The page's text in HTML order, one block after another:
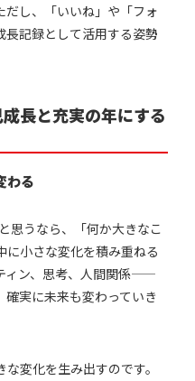
だし、「いいね」や「フォ
長記録として活用する姿勢
長と充実の年にする
わる
思うなら、「何か大きなこ
に小さな変化を積み重ねる
ィン、思考、人間関係——
実に未来も変わっていき
変化を生み出すのです。